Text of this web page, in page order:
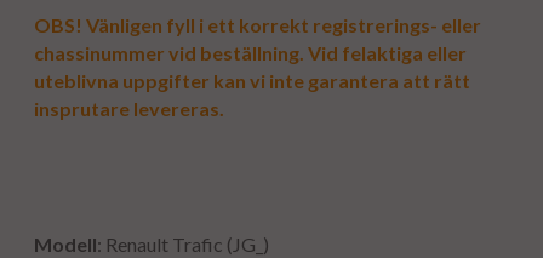
OBS! Vänligen fyll i ett korrekt registrerings- eller
chassinummer vid beställning. Vid felaktiga eller
uteblivna uppgifter kan vi inte garantera att rätt
insprutare levereras.
Modell: Renault Trafic (JG_)